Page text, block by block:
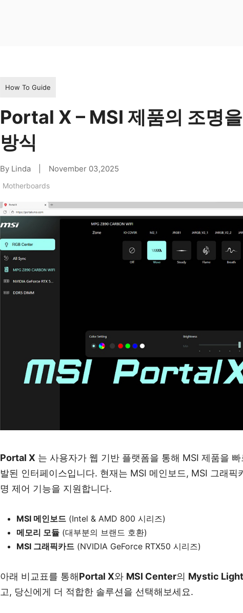
How To Guide
Portal X – MSI 제품의 조명
방식
By Linda November 03,2025
Motherboards
Portal X 는 사용자가 웹 기반 플랫폼을 통해 MSI 제품을
발된 인터페이스입니다. 현재는 MSI 메인보드, MSI 그래
명 제어 기능을 지원합니다.
MSI 메인보드 (Intel & AMD 800 시리즈)
메모리 모듈 (대부분의 브랜드 호환)
MSI 그래픽카드 (NVIDIA GeForce RTX50 시리즈)
아래 비교표를 통해Portal X와 MSI Center의 Mystic
고, 당신에게 더 적합한 솔루션을 선택해보세요.